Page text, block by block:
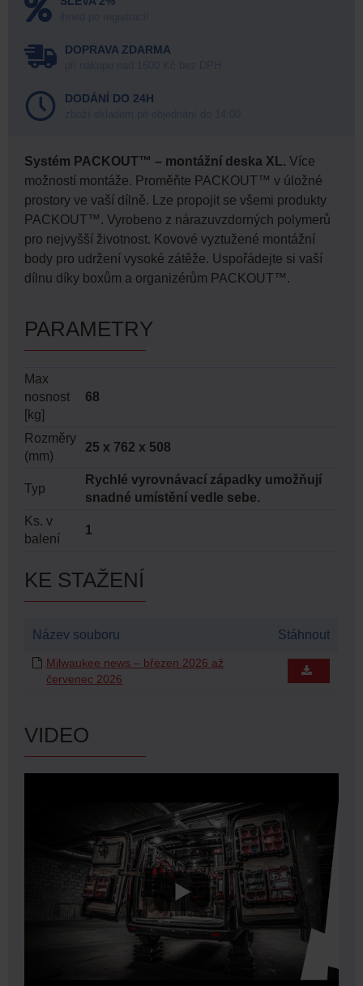
DOPRAVA ZDARMA
DODÁNÍ DO 24H
Systém PACKOUT™ – montážní deska XL. Více
možností montáže. Proměňte PACKOUT™ v úložné
prostory ve vaší dílně. Lze propojit se všemi produkty
PACKOUT™. Vyrobeno z nárazuvzdorných polymerů
pro nejvyšší životnost. Kovové vyztužené montážní
body pro udržení vysoké zátěže. Uspořádejte si vaší
dílnu díky boxům a organizérům PACKOUT™.
PARAMETRY
Max
nosnost
[kg]
68
Rozměry
(mm)
25 x 762 x 508
Typ
Rychlé vyrovnávací západky umožňují
snadné umístění vedle sebe.
Ks. v
balení
1
KE STAŽENÍ
Název souboru Stáhnout
Milwaukee news – březen 2026 až
červenec 2026
VIDEO